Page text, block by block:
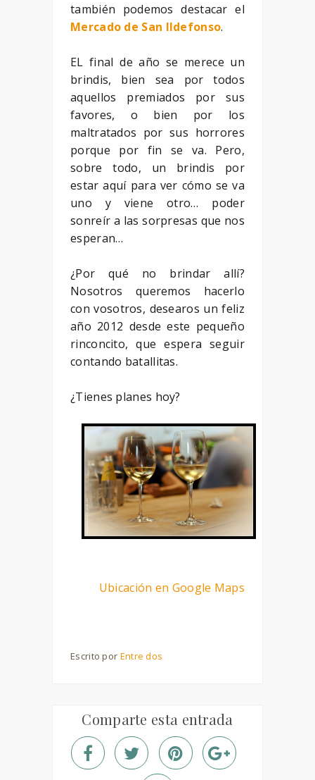
también podemos destacar el
Mercado de San Ildefonso.
EL final de año se merece un
brindis, bien sea por todos
aquellos premiados por sus
favores, o bien por los
maltratados por sus horrores
porque por fin se va. Pero,
sobre todo, un brindis por
estar aquí para ver cómo se va
uno y viene otro… poder
sonreír a las sorpresas que nos
esperan…
¿Por qué no brindar allí?
Nosotros queremos hacerlo
con vosotros, desearos un feliz
año 2012 desde este pequeño
rinconcito, que espera seguir
contando batallitas.
¿Tienes planes hoy?
Ubicación en Google Maps
Escrito por Entre dos
Comparte esta entrada